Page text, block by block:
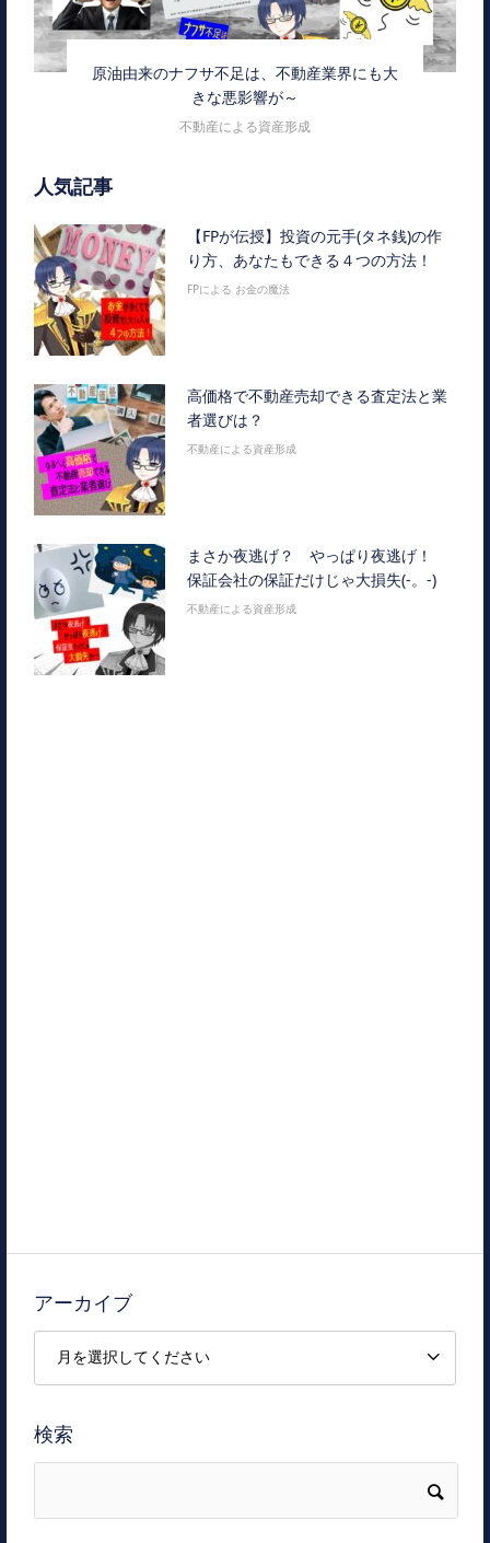
原油由来のナフサ不足は、不動産業界にも大
きな悪影響が～
不動産による資産形成
人気記事
【FPが伝授】投資の元手(タネ銭)の作
り方、あなたもできる４つの方法！
FPによる お金の魔法
高価格で不動産売却できる査定法と業
者選びは？
不動産による資産形成
まさか夜逃げ？ やっぱり夜逃げ！
保証会社の保証だけじゃ大損失(-。-)
不動産による資産形成
アーカイブ
検索